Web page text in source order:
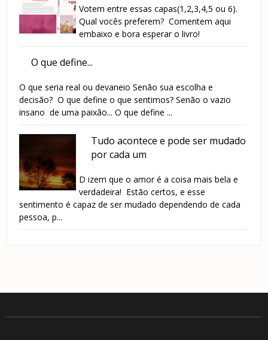
Votem entre essas capas(1,2,3,4,5 ou 6).
Qual vocês preferem? Comentem aqui
embaixo e bora esperar o livro!
O que define...
O que seria real ou devaneio Senão sua escolha e
decisão? O que define o que sentimos? Senão o vazio
insano de uma paixão... O que define ...
Tudo acontece e pode ser mudado
por cada um
D izem que o amor é a coisa mais bela e
verdadeira! Estão certos, e esse
sentimento é capaz de ser mudado dependendo de cada
pessoa, p...